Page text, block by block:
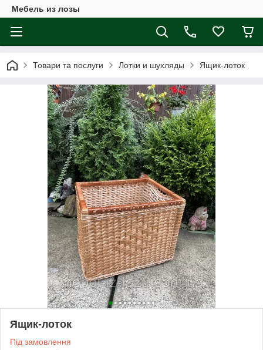
Мебель из лозы
Товари та послуги Лотки и шухляды Ящик-лоток
Ящик-лоток
Під замовлення